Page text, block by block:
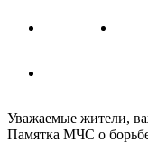
Уважаемые жители,
Памятка МЧС о